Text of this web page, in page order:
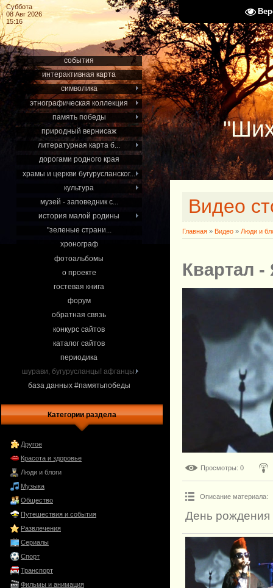
Суббота
08 Авг 2026
15:16
события
интерактивная карта
символика
этнографическая коллекция
память победы
природный вернисаж
литературная карта б...
дорогами родного края
храмы и церкви бугурусланског...
культура
музей - заповедник с...
история малой родины
"зеленые страни...
хронограф
фотоальбомы
о проекте
гостевая книга
форум
обратная связь
конкурс сайтов
каталог сайтов
периодика
шурави, бугурусланцы! афганцы.
база данных #памятьпобеды
Категории раздела
Другое
Красота и здоровье
Люди и блоги
Музыка
Общество
Путешествия и события
Развлечения
Сериалы
Спорт
Транспорт
Фильмы и анимация
Видео
Главная » Видео » Люди и
Квартал -
Просмотры: 0
Описание материала:
День рождения